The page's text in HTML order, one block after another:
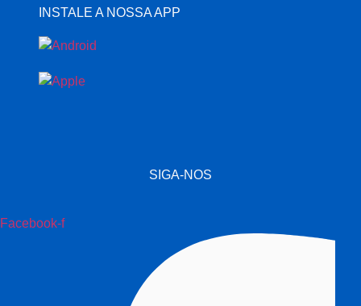
INSTALE A NOSSA APP
SIGA-NOS
Facebook-f